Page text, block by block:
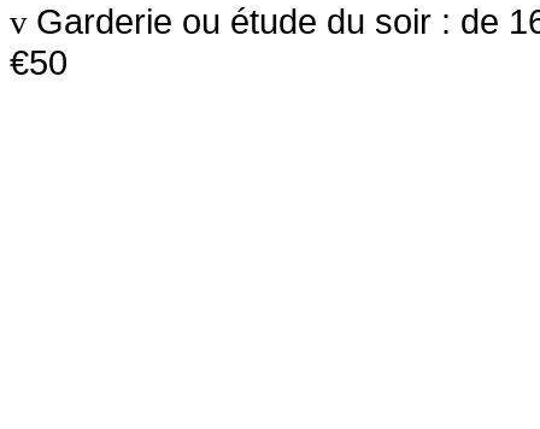
v Garderie ou étude du soir : de
€50